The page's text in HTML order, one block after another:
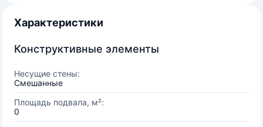
Характеристики
Конструктивные элементы
Несущие стены:
Смешанные
Площадь подвала, м²:
0